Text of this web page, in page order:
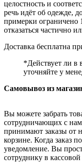
целостность и
речь идёт об одежде,
примерки
отказаться частично
Доставка бесплатна
*Действует ли в
уточняйте у
Самовывоз из
Вы можете забрать
сотрудничающих с
принимают заказы от
корзине. Когда заказ
уведомление. Вы
сотруднику в